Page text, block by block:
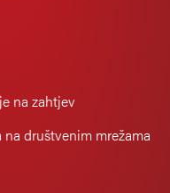
na zahtjev
društvenim mrežama